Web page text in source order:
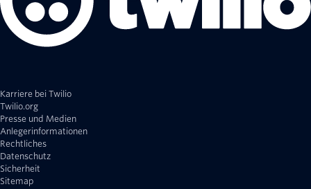
Karriere bei Twilio
Twilio.org
Presse und Medien
Anlegerinformationen
Rechtliches
Datenschutz
Sicherheit
Sitemap